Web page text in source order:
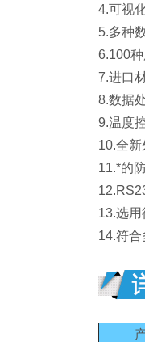
4.可视
5.多种
6.100
7.进口
8.数据
9.温度
10.全
11.*的
13.选
14.符